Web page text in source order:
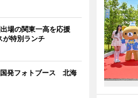
場の関東一高を応援
が特別ランチ
発フォトブース 北海